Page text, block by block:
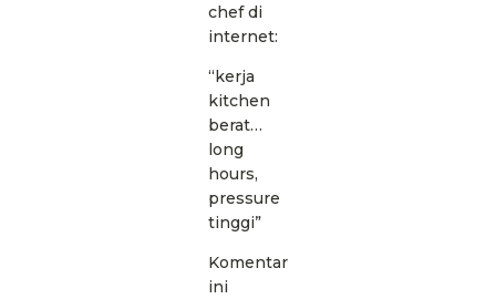
chef di
internet:
“kerja
kitchen
berat…
long
hours,
pressure
tinggi”
Komentar
ini